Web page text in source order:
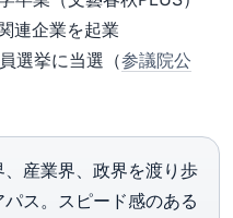
連企業を起業
選挙に当選（参議院公
産業界、政界を渡り歩
ス。スピード感のある